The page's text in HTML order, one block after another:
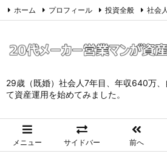
29歳（既婚）社会人7年目、年収640万
て資産運用を始めてみました。
メニュー サイドバー 前へ
ホーム プロフィール 投資全般 社会
Feedly